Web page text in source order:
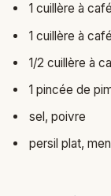
1 cuillère à
1 cuillère à
1/2 cuillère à
1 pincée de
sel, poivre
persil plat,